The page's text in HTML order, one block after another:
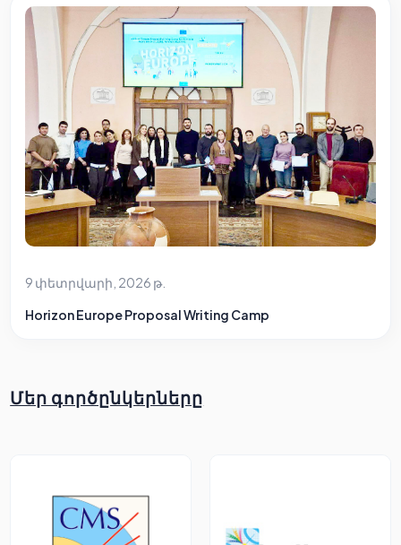
9 փետրվարի, 2026 թ.
Horizon Europe Proposal Writing Camp
Մեր գործընկերները